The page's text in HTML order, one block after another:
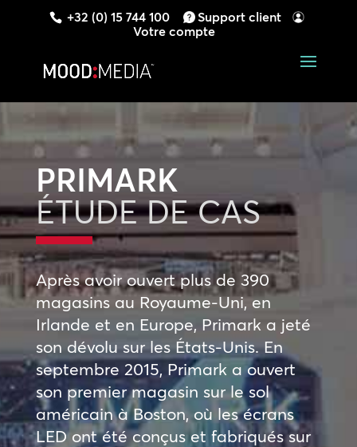
+32 (0) 15 744 100
Support client
Votre compte
PRIMARK
ÉTUDE DE CAS
Après avoir ouvert plus de 390
magasins au Royaume-Uni, en
Irlande et en Europe, Primark a jeté
son dévolu sur les États-Unis. En
septembre 2015, Primark a ouvert
son premier magasin sur le sol
américain à Boston, où les écrans
LED ont été conçus et fabriqués sur